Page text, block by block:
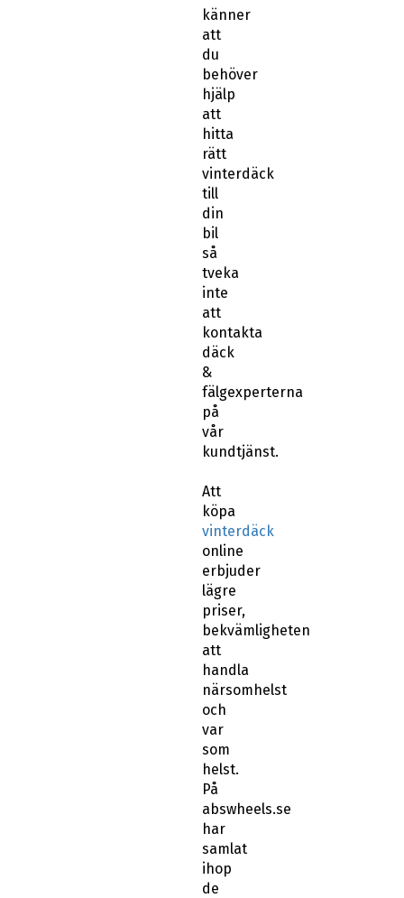
känner
att
du
behöver
hjälp
att
hitta
rätt
vinterdäck
till
din
bil
så
tveka
inte
att
kontakta
däck
&
fälgexperterna
på
vår
kundtjänst.
Att
köpa
vinterdäck
online
erbjuder
lägre
priser,
bekvämligheten
att
handla
närsomhelst
och
var
som
helst.
På
abswheels.se
har
samlat
ihop
de